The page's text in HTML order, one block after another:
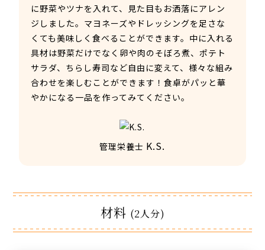
に野菜やツナを入れて、見た目もお洒落にアレン
ジしました。 マヨネーズやドレッシングを足さな
くても美味しく食べることができます。 中に入れる
具材は野菜だけでなく卵や肉のそぼろ煮、ポテト
サラダ、ちらし寿司など自由に変えて、様々な組み
合わせを楽しむことができます！食卓がパッと華
やかになる一品を作ってみてください。
管理栄養士 K.S.
材料 (2人分)